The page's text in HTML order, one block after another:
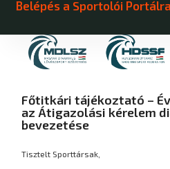
Belépés a Sportolói
Főtitkári tájékoztató –
az Átigazolási kérelem
bevezetése
Tisztelt Sporttársak,